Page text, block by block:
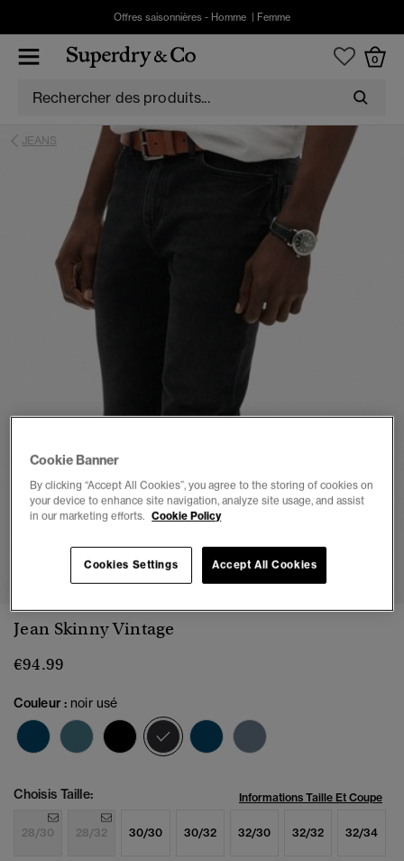
Offres saisonnières - Homme Femme
0
JEANS
1 2 3 4 5 6
Jean Skinny Vintage
€94.99
Couleur : noir usé
sélectionné
Choisis Taille: Informations Taille Et Coupe
28/30 28/32 30/30 30/32 32/30 32/32 32/34
Cookie Banner
By clicking “Accept All Cookies”, you agree to the storing of cookies on
your device to enhance site navigation, analyze site usage, and assist
in our marketing efforts. Cookie Policy
Cookies Settings Accept All Cookies